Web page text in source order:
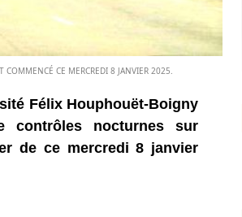
COMMENCÉ CE MERCREDI 8 JANVIER 2025.
Félix Houphouët-Boigny
contrôles nocturnes sur
de ce mercredi 8 janvier